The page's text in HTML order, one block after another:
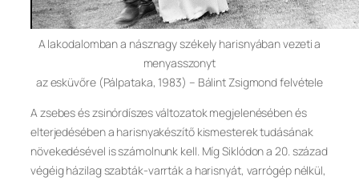
A lakodalomban a násznagy székely harisnyában vezeti a
menyasszonyt
az esküvőre (Pálpataka, 1983) – Bálint Zsigmond felvétele
A zsebes és zsinórdíszes változatok megjelenésében és
elterjedésében a harisnyakészítő kismesterek tudásának
növekedésével is számolnunk kell. Míg Siklódon a 20. század
végéig házilag szabták-varrták a harisnyát, varrógép nélkül,